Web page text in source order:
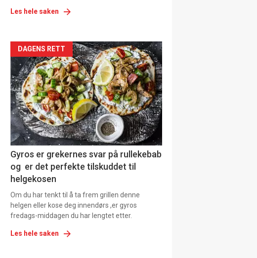
Les hele saken
Artikler
detail
-
section
11
Dagens
rett
DAGENS RETT
Gyros er grekernes svar på rullekebab
og er det perfekte tilskuddet til
helgekosen
Om du har tenkt til å ta frem grillen denne
helgen eller kose deg innendørs ,er gyros
fredags-middagen du har lengtet etter.
Les hele saken